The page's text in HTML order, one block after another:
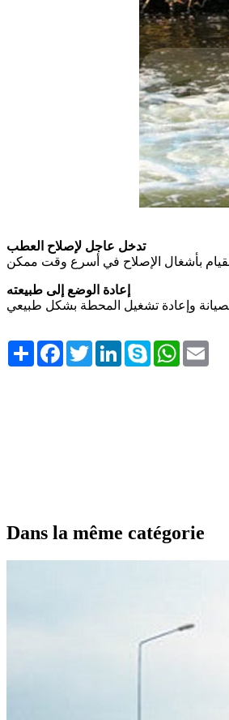
تدخل عاجل لإصلاح العطب
إعادة الوضع إلى طبيعته
Share FacebookTwitterLinkedInSkype WhatsApp
Dans la même catégorie